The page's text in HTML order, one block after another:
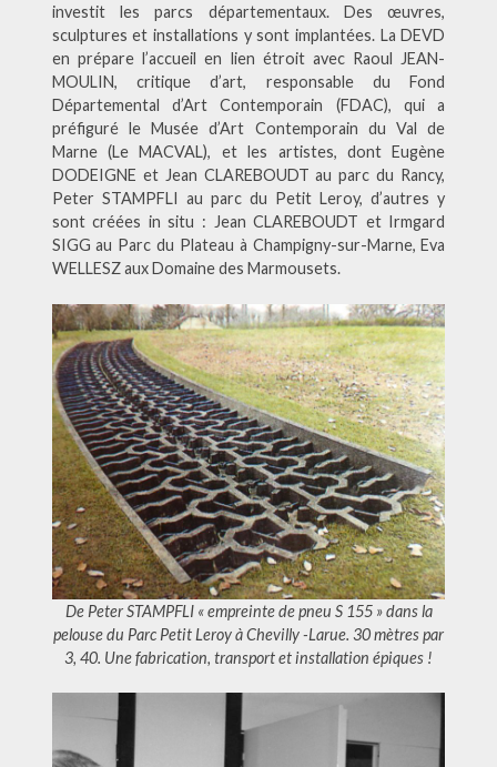
investit les parcs départementaux. Des œuvres,
sculptures et installations y sont implantées. La DEVD
en prépare l’accueil en lien étroit avec Raoul JEAN-
MOULIN, critique d’art, responsable du Fond
Départemental d’Art Contemporain (FDAC), qui a
préfiguré le Musée d’Art Contemporain du Val de
Marne (Le MACVAL), et les artistes, dont Eugène
DODEIGNE et Jean CLAREBOUDT au parc du Rancy,
Peter STAMPFLI au parc du Petit Leroy, d’autres y
sont créées in situ : Jean CLAREBOUDT et Irmgard
SIGG au Parc du Plateau à Champigny-sur-Marne, Eva
WELLESZ aux Domaine des Marmousets.
De Peter STAMPFLI « empreinte de pneu S 155 » dans la
pelouse du Parc Petit Leroy à Chevilly -Larue. 30 mètres par
3, 40. Une fabrication, transport et installation épiques !